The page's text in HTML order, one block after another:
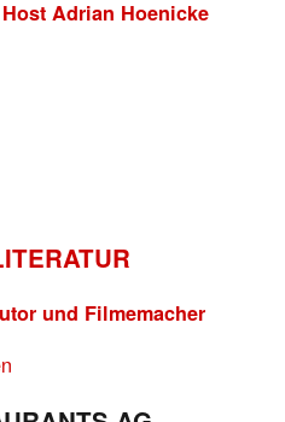
Adrian Hoenicke
und Filmemacher